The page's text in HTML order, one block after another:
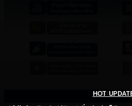
MARKETING
HOT
HOT